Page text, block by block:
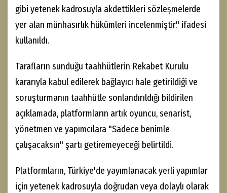
gibi yetenek kadrosuyla akdettikleri sözleşmelerde
yer alan münhasırlık hükümleri incelenmiştir." ifadesi
kullanıldı.
Tarafların sunduğu taahhütlerin Rekabet Kurulu
kararıyla kabul edilerek bağlayıcı hale getirildiği ve
soruşturmanın taahhütle sonlandırıldığı bildirilen
açıklamada, platformların artık oyuncu, senarist,
yönetmen ve yapımcılara "Sadece benimle
çalışacaksın" şartı getiremeyeceği belirtildi.
Platformların, Türkiye'de yayımlanacak yerli yapımlar
için yetenek kadrosuyla doğrudan veya dolaylı olarak